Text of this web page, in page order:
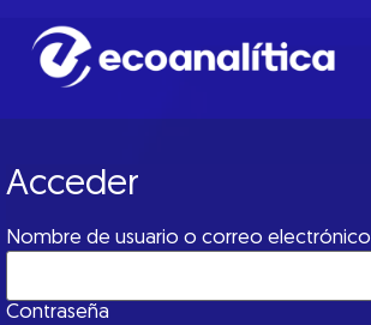
Acceder
Nombre de usuario o correo electrónico
Contraseña